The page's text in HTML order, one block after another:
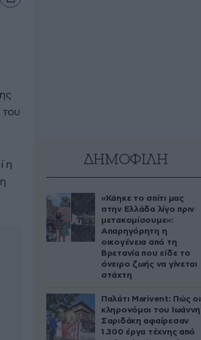
η
ΔΗΜΟΦΙΛΗ
«Κάηκε το σπίτι μας
στην Ελλάδα λίγο πριν
μετακομίσουμε»:
Απαρηγόρητη η
οικογένεια από τη
Βρετανία που είδε το
όνειρο ζωής να γίνεται
στάχτη
Παλάτι Marivent: Πώς οι
κληρονόμοι του Ιωάννη
Σαριδάκη αφαίρεσαν
1.300 έργα τέχνης από